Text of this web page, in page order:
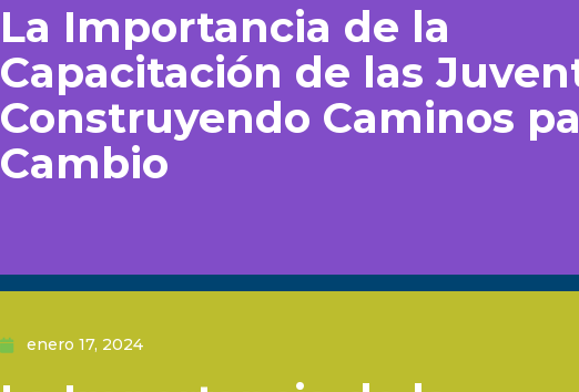
La Importancia de la
Capacitación de las
Construyendo Caminos
Cambio
enero 17, 2024